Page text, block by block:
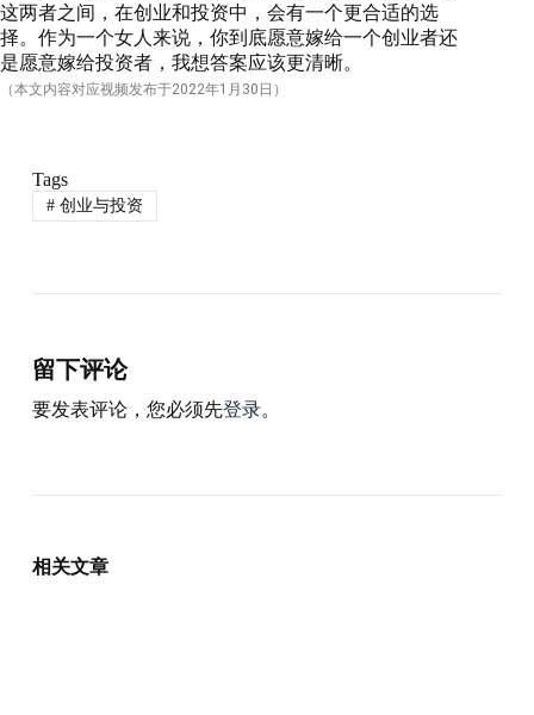
这两者之间，在创业和投资中，会有一个更合适的选
择。作为一个女人来说，你到底愿意嫁给一个创业者还
是愿意嫁给投资者，我想答案应该更清晰。
（本文内容对应视频发布于2022年1月30日）
Tags
#创业与投资
留下评论
要发表评论，您必须先登录。
相关文章